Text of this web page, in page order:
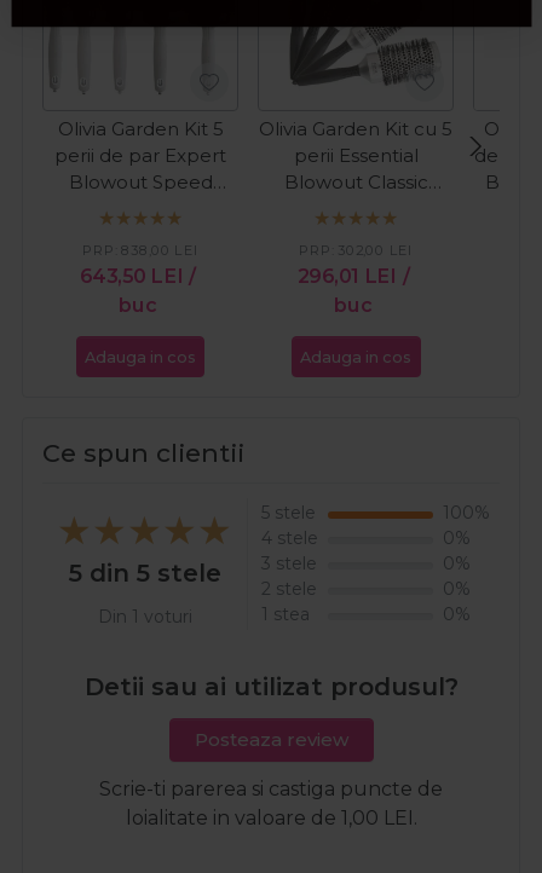
Olivia Garden Kit 5
perii de par Expert
Blowout Speed
White&Grey
643,50 LEI /
buc
PRP:838,00 LEI
Adauga in cos
Olivia Garden Kit cu 5
perii Essential
Blowout Classic
Silver
296,01 LEI /
buc
PRP: 302,00 LEI
Adauga in cos
Olivia
de par
Ce spun clientii
5 din 5 stele
Din 1 voturi
5 stele
100%
4 stele
0%
3 stele
0%
2 stele
0%
1 stea
0%
Detii sau ai utilizat produsul?
Posteaza review
Scrie-ti parerea si castiga puncte de
loialitate in valoare de 1,00 LEI.